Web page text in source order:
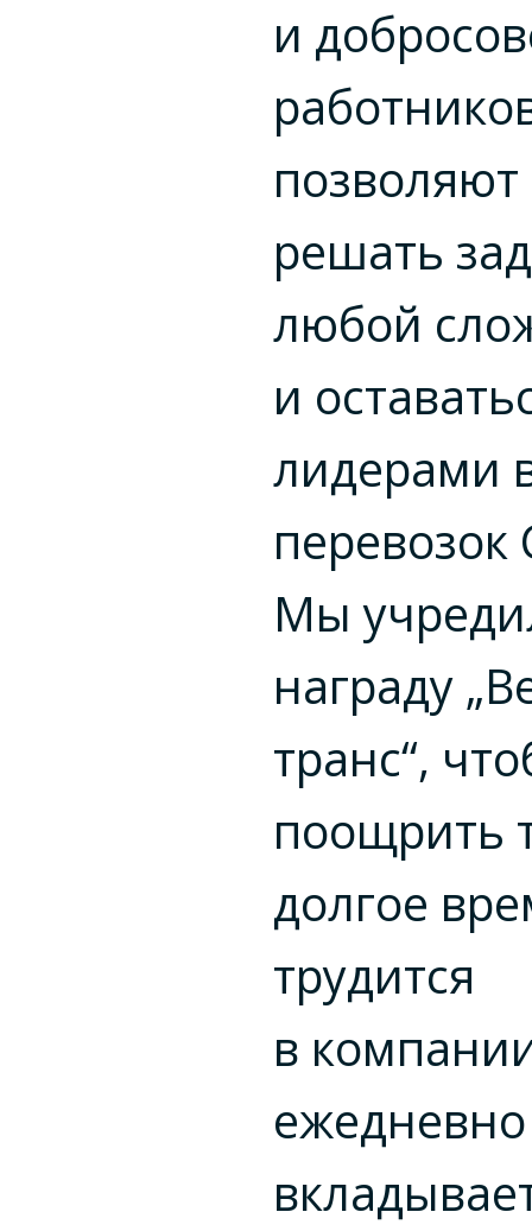
и
решать
любой
и
лидерами
перевозок
Мы
награду
транс“,
поощрить
долгое
трудится
в
ежедневно